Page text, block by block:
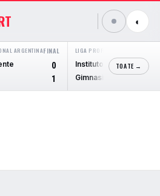
◐
ARGENTINAFINAL
0
1
LIGA PROFESIONAL ARGENTINA
Instituto Cordoba
Gimnasia M.
TOATE →